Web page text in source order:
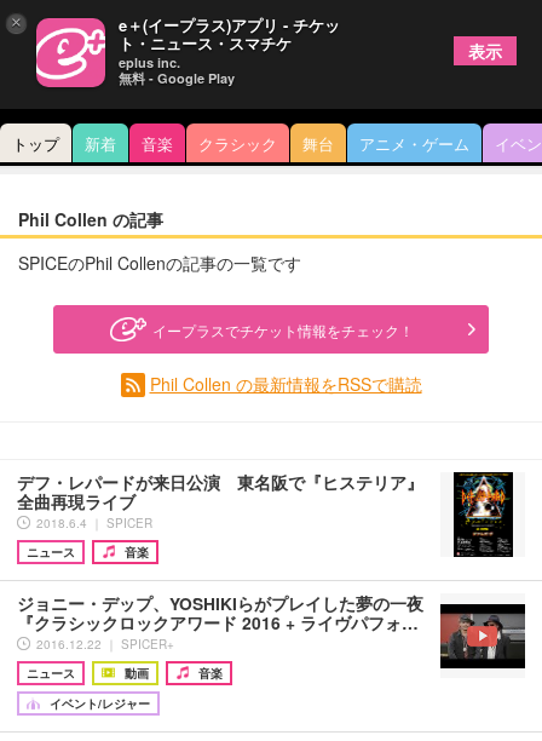
トップ 新着 音楽 クラシック 舞台 アニメ・ゲーム イベ
Phil Collen の記事
SPICEのPhil Collenの記事の一覧です
イープラスでチケット情報をチェック！
Phil Collen の最新情報をRSSで購読
デフ・レパードが来日公演 東名阪で『ヒステリア』
全曲再現ライブ
2018.6.4 ｜ SPICER
ニュース
音楽
ジョニー・デップ、YOSHIKIらがプレイした夢の一夜
『クラシックロックアワード 2016 + ライヴパフォ…
2016.12.22 ｜ SPICER+
ニュース
動画
音楽
イベント/レジャー
× e＋(イープラス)アプリ - チケッ
ト・ニュース・スマチケ
eplus inc.
無料 - Google Play
表示